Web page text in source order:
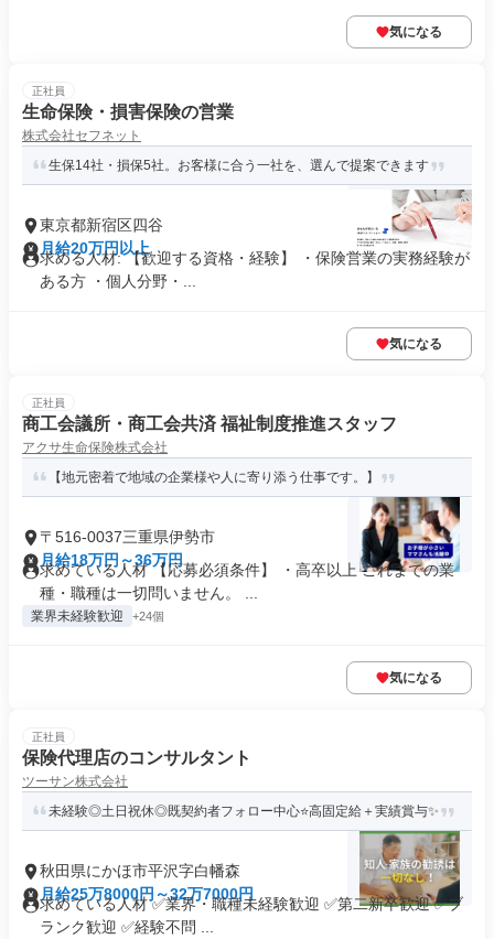
気になる
正社員
生命保険・損害保険の営業
株式会社セフネット
生保14社・損保5社。お客様に合う一社を、選んで提案できます
東京都新宿区四谷
月給20万円以上
求める人材: 【歓迎する資格・経験】 ・保険営業の実務経験が
ある方 ・個人分野・...
気になる
正社員
商工会議所・商工会共済 福祉制度推進スタッフ
アクサ生命保険株式会社
【地元密着で地域の企業様や人に寄り添う仕事です。】
〒516-0037三重県伊勢市
月給18万円～36万円
求めている人材 【応募必須条件】 ・高卒以上 これまでの業
種・職種は一切問いません。 ...
業界未経験歓迎 +24個
気になる
正社員
保険代理店のコンサルタント
ツーサン株式会社
未経験◎土日祝休◎既契約者フォロー中心⭐高固定給＋実績賞与✨
秋田県にかほ市平沢字白幡森
月給25万8000円～32万7000円
求めている人材 ✅業界・職種未経験歓迎 ✅第二新卒歓迎 ✅ブ
ランク歓迎 ✅経験不問 ...